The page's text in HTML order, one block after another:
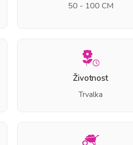
50 - 100 CM
Životnost
Trvalka